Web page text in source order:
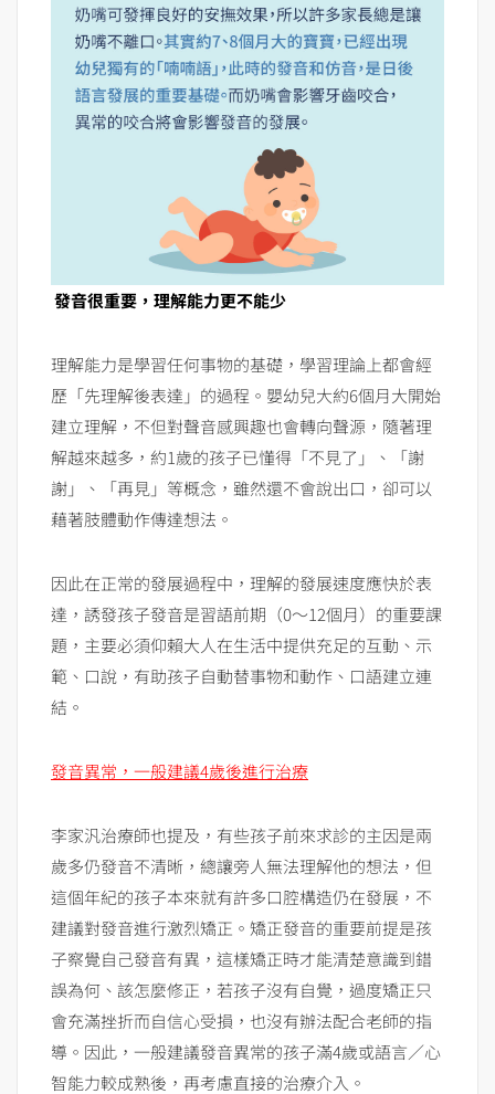
發音很重要，理解能力更不能少
理解能力是學習任何事物的基礎，學習理論上都會經
歷「先理解後表達」的過程。嬰幼兒大約6個月大開始
建立理解，不但對聲音感興趣也會轉向聲源，隨著理
解越來越多，約1歲的孩子已懂得「不見了」、「謝
謝」、「再見」等概念，雖然還不會說出口，卻可以
藉著肢體動作傳達想法。
因此在正常的發展過程中，理解的發展速度應快於表
達，誘發孩子發音是習語前期（0～12個月）的重要課
題，主要必須仰賴大人在生活中提供充足的互動、示
範、口說，有助孩子自動替事物和動作、口語建立連
結。
發音異常，一般建議4歲後進行治療
李家汎治療師也提及，有些孩子前來求診的主因是兩
歲多仍發音不清晰，總讓旁人無法理解他的想法，但
這個年紀的孩子本來就有許多口腔構造仍在發展，不
建議對發音進行激烈矯正。矯正發音的重要前提是孩
子察覺自己發音有異，這樣矯正時才能清楚意識到錯
誤為何、該怎麼修正，若孩子沒有自覺，過度矯正只
會充滿挫折而自信心受損，也沒有辦法配合老師的指
導。因此，一般建議發音異常的孩子滿4歲或語言／心
智能力較成熟後，再考慮直接的治療介入。